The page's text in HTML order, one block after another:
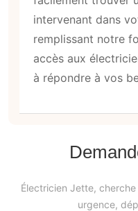
intervenant dans
remplissant notre
accès aux
à répondre à vos
Électricien Jette,
urgence,